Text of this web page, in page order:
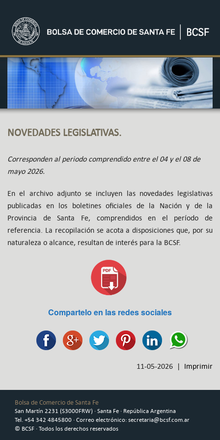
NOVEDADES LEGISLATIVAS.
Corresponden al periodo comprendido entre el 04 y el 08 de
mayo 2026.
En el archivo adjunto se incluyen las novedades legislativas
publicadas en los boletines oficiales de la Nación y de la
Provincia de Santa Fe, comprendidos en el período de
referencia. La recopilación se acota a disposiciones que, por su
naturaleza o alcance, resultan de interés para la BCSF.
Compartelo en las redes sociales
11-05-2026 | Imprimir
Bolsa de Comercio de Santa Fe
San Martín 2231 (S3000FRW) · Santa Fe · República Argentina
Tel. +54 342 4845800 · Correo electrónico: secretaria@bcsf.com.ar
© BCSF · Todos los derechos reservados